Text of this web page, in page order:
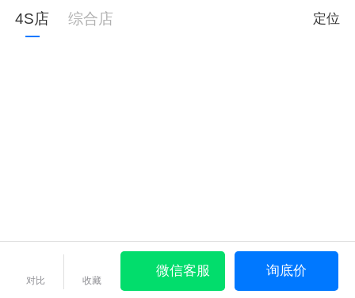
4S店 综合店 定位
对比 收藏
微信客服 询底价